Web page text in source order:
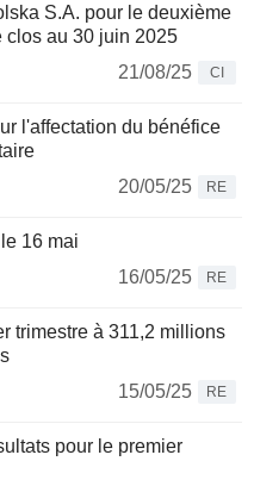
S.A. pour le deuxième
clos au 30 juin 2025
21/08/25
CI
l'affectation du bénéfice
20/05/25
RE
16 mai
16/05/25
RE
trimestre à 311,2 millions
15/05/25
RE
pour le premier